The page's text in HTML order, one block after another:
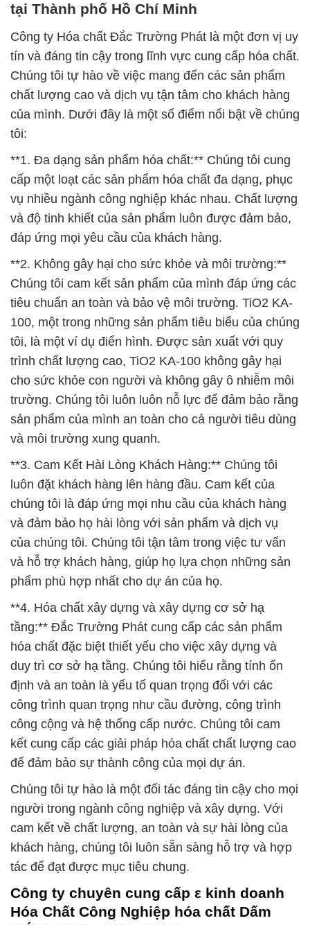
tại Thành phố Hồ Chí Minh
Công ty Hóa chất Đắc Trường Phát là một đơn vị uy
tín và đáng tin cậy trong lĩnh vực cung cấp hóa chất.
Chúng tôi tự hào về việc mang đến các sản phẩm
chất lượng cao và dịch vụ tận tâm cho khách hàng
của mình. Dưới đây là một số điểm nổi bật về chúng
tôi:
**1. Đa dạng sản phẩm hóa chất:** Chúng tôi cung
cấp một loạt các sản phẩm hóa chất đa dạng, phục
vụ nhiều ngành công nghiệp khác nhau. Chất lượng
và độ tinh khiết của sản phẩm luôn được đảm bảo,
đáp ứng mọi yêu cầu của khách hàng.
**2. Không gây hại cho sức khỏe và môi trường:**
Chúng tôi cam kết sản phẩm của mình đáp ứng các
tiêu chuẩn an toàn và bảo vệ môi trường. TiO2 KA-
100, một trong những sản phẩm tiêu biểu của chúng
tôi, là một ví dụ điển hình. Được sản xuất với quy
trình chất lượng cao, TiO2 KA-100 không gây hại
cho sức khỏe con người và không gây ô nhiễm môi
trường. Chúng tôi luôn luôn nỗ lực để đảm bảo rằng
sản phẩm của mình an toàn cho cả người tiêu dùng
và môi trường xung quanh.
**3. Cam Kết Hài Lòng Khách Hàng:** Chúng tôi
luôn đặt khách hàng lên hàng đầu. Cam kết của
chúng tôi là đáp ứng mọi nhu cầu của khách hàng
và đảm bảo họ hài lòng với sản phẩm và dịch vụ
của chúng tôi. Chúng tôi tận tâm trong việc tư vấn
và hỗ trợ khách hàng, giúp họ lựa chọn những sản
phẩm phù hợp nhất cho dự án của họ.
**4. Hóa chất xây dựng và xây dựng cơ sở hạ
tầng:** Đắc Trường Phát cung cấp các sản phẩm
hóa chất đặc biệt thiết yếu cho việc xây dựng và
duy trì cơ sở hạ tầng. Chúng tôi hiểu rằng tính ổn
định và an toàn là yếu tố quan trọng đối với các
công trình quan trọng như cầu đường, công trình
công cộng và hệ thống cấp nước. Chúng tôi cam
kết cung cấp các giải pháp hóa chất chất lượng cao
để đảm bảo sự thành công của mọi dự án.
Chúng tôi tự hào là một đối tác đáng tin cậy cho mọi
người trong ngành công nghiệp và xây dựng. Với
cam kết về chất lượng, an toàn và sự hài lòng của
khách hàng, chúng tôi luôn sẵn sàng hỗ trợ và hợp
tác để đạt được mục tiêu chung.
Công ty chuyên cung cấp ε kinh doanh
Hóa Chất Công Nghiệp hóa chất Dấm